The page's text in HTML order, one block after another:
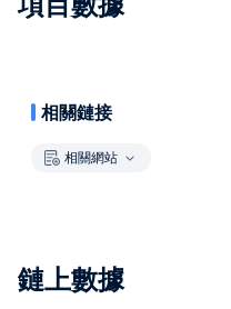
相關鏈接
相關網站
鏈上數據